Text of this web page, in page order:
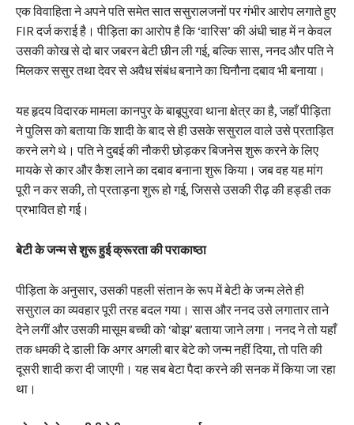
एक विवाहिता ने अपने पति समेत सात ससुरालजनों पर गंभीर आरोप लगाते हुए
FIR दर्ज कराई है। पीड़िता का आरोप है कि ‘वारिस’ की अंधी चाह में न केवल
उसकी कोख से दो बार जबरन बेटी छीन ली गई, बल्कि सास, ननद और पति ने
मिलकर ससुर तथा देवर से अवैध संबंध बनाने का घिनौना दबाव भी बनाया।
यह हृदय विदारक मामला कानपुर के बाबूपुरवा थाना क्षेत्र का है, जहाँ पीड़िता
ने पुलिस को बताया कि शादी के बाद से ही उसके ससुराल वाले उसे प्रताड़ित
करने लगे थे। पति ने दुबई की नौकरी छोड़कर बिजनेस शुरू करने के लिए
मायके से कार और कैश लाने का दबाव बनाना शुरू किया। जब वह यह मांग
पूरी न कर सकी, तो प्रताड़ना शुरू हो गई, जिससे उसकी रीढ़ की हड्डी तक
प्रभावित हो गई।
बेटी के जन्म से शुरू हुई क्रूरता की पराकाष्ठा
पीड़िता के अनुसार, उसकी पहली संतान के रूप में बेटी के जन्म लेते ही
ससुराल का व्यवहार पूरी तरह बदल गया। सास और ननद उसे लगातार ताने
देने लगीं और उसकी मासूम बच्ची को ‘बोझ’ बताया जाने लगा। ननद ने तो यहाँ
तक धमकी दे डाली कि अगर अगली बार बेटे को जन्म नहीं दिया, तो पति की
दूसरी शादी करा दी जाएगी। यह सब बेटा पैदा करने की सनक में किया जा रहा
था।